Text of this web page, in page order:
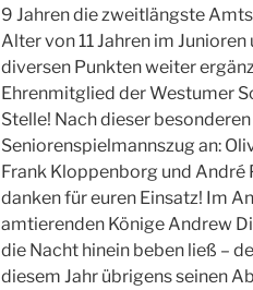
9 Jahren die zweitlängste
Alter von 11 Jahren im
diversen Punkten weiter
Ehrenmitglied der Westumer
Stelle! Nach dieser
Seniorenspielmannszug an:
Frank Kloppenborg und André
danken für euren Einsatz! Im
amtierenden Könige Andrew
die Nacht hinein beben ließ –
diesem Jahr übrigens seinen